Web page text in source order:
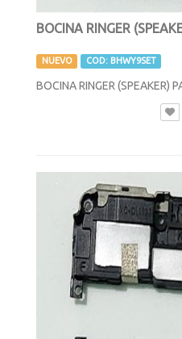
BOCINA RINGER
NUEVO COD: BHWY9SET
BOCINA RINGER (SPEAKER)